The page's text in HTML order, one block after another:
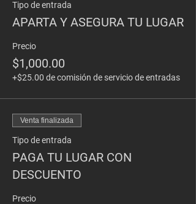
Tipo de entrada
APARTA Y ASEGURA TU LUGAR
Precio
$1,000.00
+$25.00 de comisión de servicio de entradas
Venta finalizada
Tipo de entrada
PAGA TU LUGAR CON
DESCUENTO
Precio